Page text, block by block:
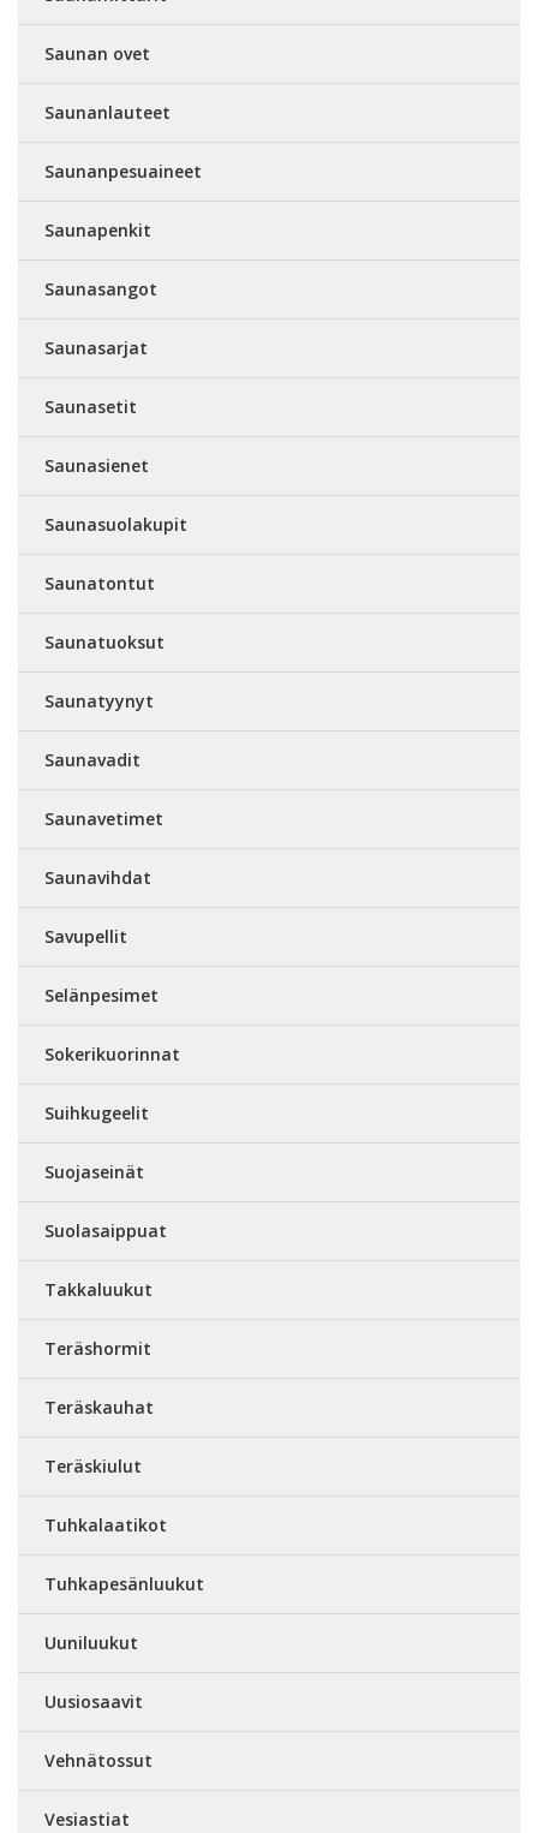
Saunan ovet
Saunanlauteet
Saunanpesuaineet
Saunapenkit
Saunasangot
Saunasarjat
Saunasetit
Saunasienet
Saunasuolakupit
Saunatontut
Saunatuoksut
Saunatyynyt
Saunavadit
Saunavetimet
Saunavihdat
Savupellit
Selänpesimet
Sokerikuorinnat
Suihkugeelit
Suojaseinät
Suolasaippuat
Takkaluukut
Teräshormit
Teräskauhat
Teräskiulut
Tuhkalaatikot
Tuhkapesänluukut
Uuniluukut
Uusiosaavit
Vehnätossut
Vesiastiat